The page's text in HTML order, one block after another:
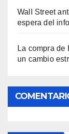
Wall Street
espera del
La compra de
un cambio